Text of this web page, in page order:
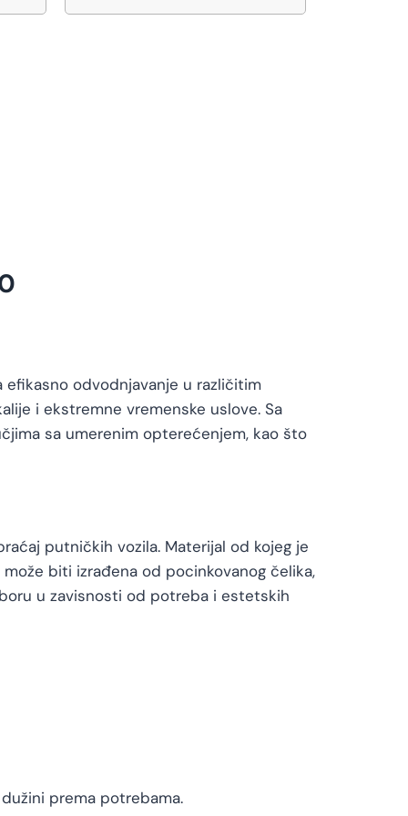
odvodnjavanje u različitim
i ekstremne vremenske uslove. Sa
sa umerenim opterećenjem, kao što
putničkih vozila. Materijal od kojeg je
biti izrađena od pocinkovanog čelika,
u zavisnosti od potreba i estetskih
prema potrebama.